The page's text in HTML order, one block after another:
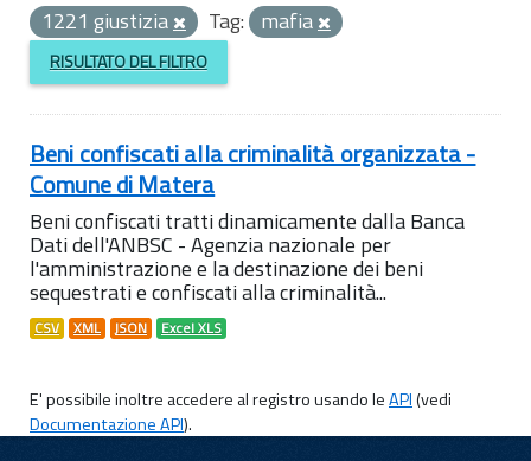
1221 giustizia
Tag: mafia
RISULTATO DEL FILTRO
Beni confiscati alla criminalità organizzata -
Comune di Matera
Beni confiscati tratti dinamicamente dalla Banca
Dati dell'ANBSC - Agenzia nazionale per
l'amministrazione e la destinazione dei beni
sequestrati e confiscati alla criminalità...
CSV XML JSON Excel XLS
E' possibile inoltre accedere al registro usando leAPI(vedi
Documentazione API).